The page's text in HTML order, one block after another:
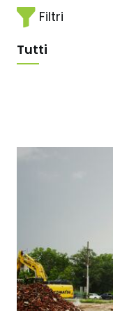
Filtri
Tutti